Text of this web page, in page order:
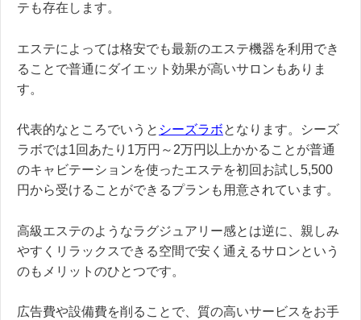
テも存在します。
エステによっては格安でも最新のエステ機器を利用でき
ることで普通にダイエット効果が高いサロンもありま
す。
代表的なところでいうと シーズラボとなります。シーズ
ラボでは1回あたり1万円～2万円以上かかることが普通
のキャビテーションを使ったエステを初回お試し5,500
円から受けることができるプランも用意されています。
高級エステのようなラグジュアリー感とは逆に、親しみ
やすくリラックスできる空間で安く通えるサロンという
のもメリットのひとつです。
広告費や設備費を削ることで、質の高いサービスをお手